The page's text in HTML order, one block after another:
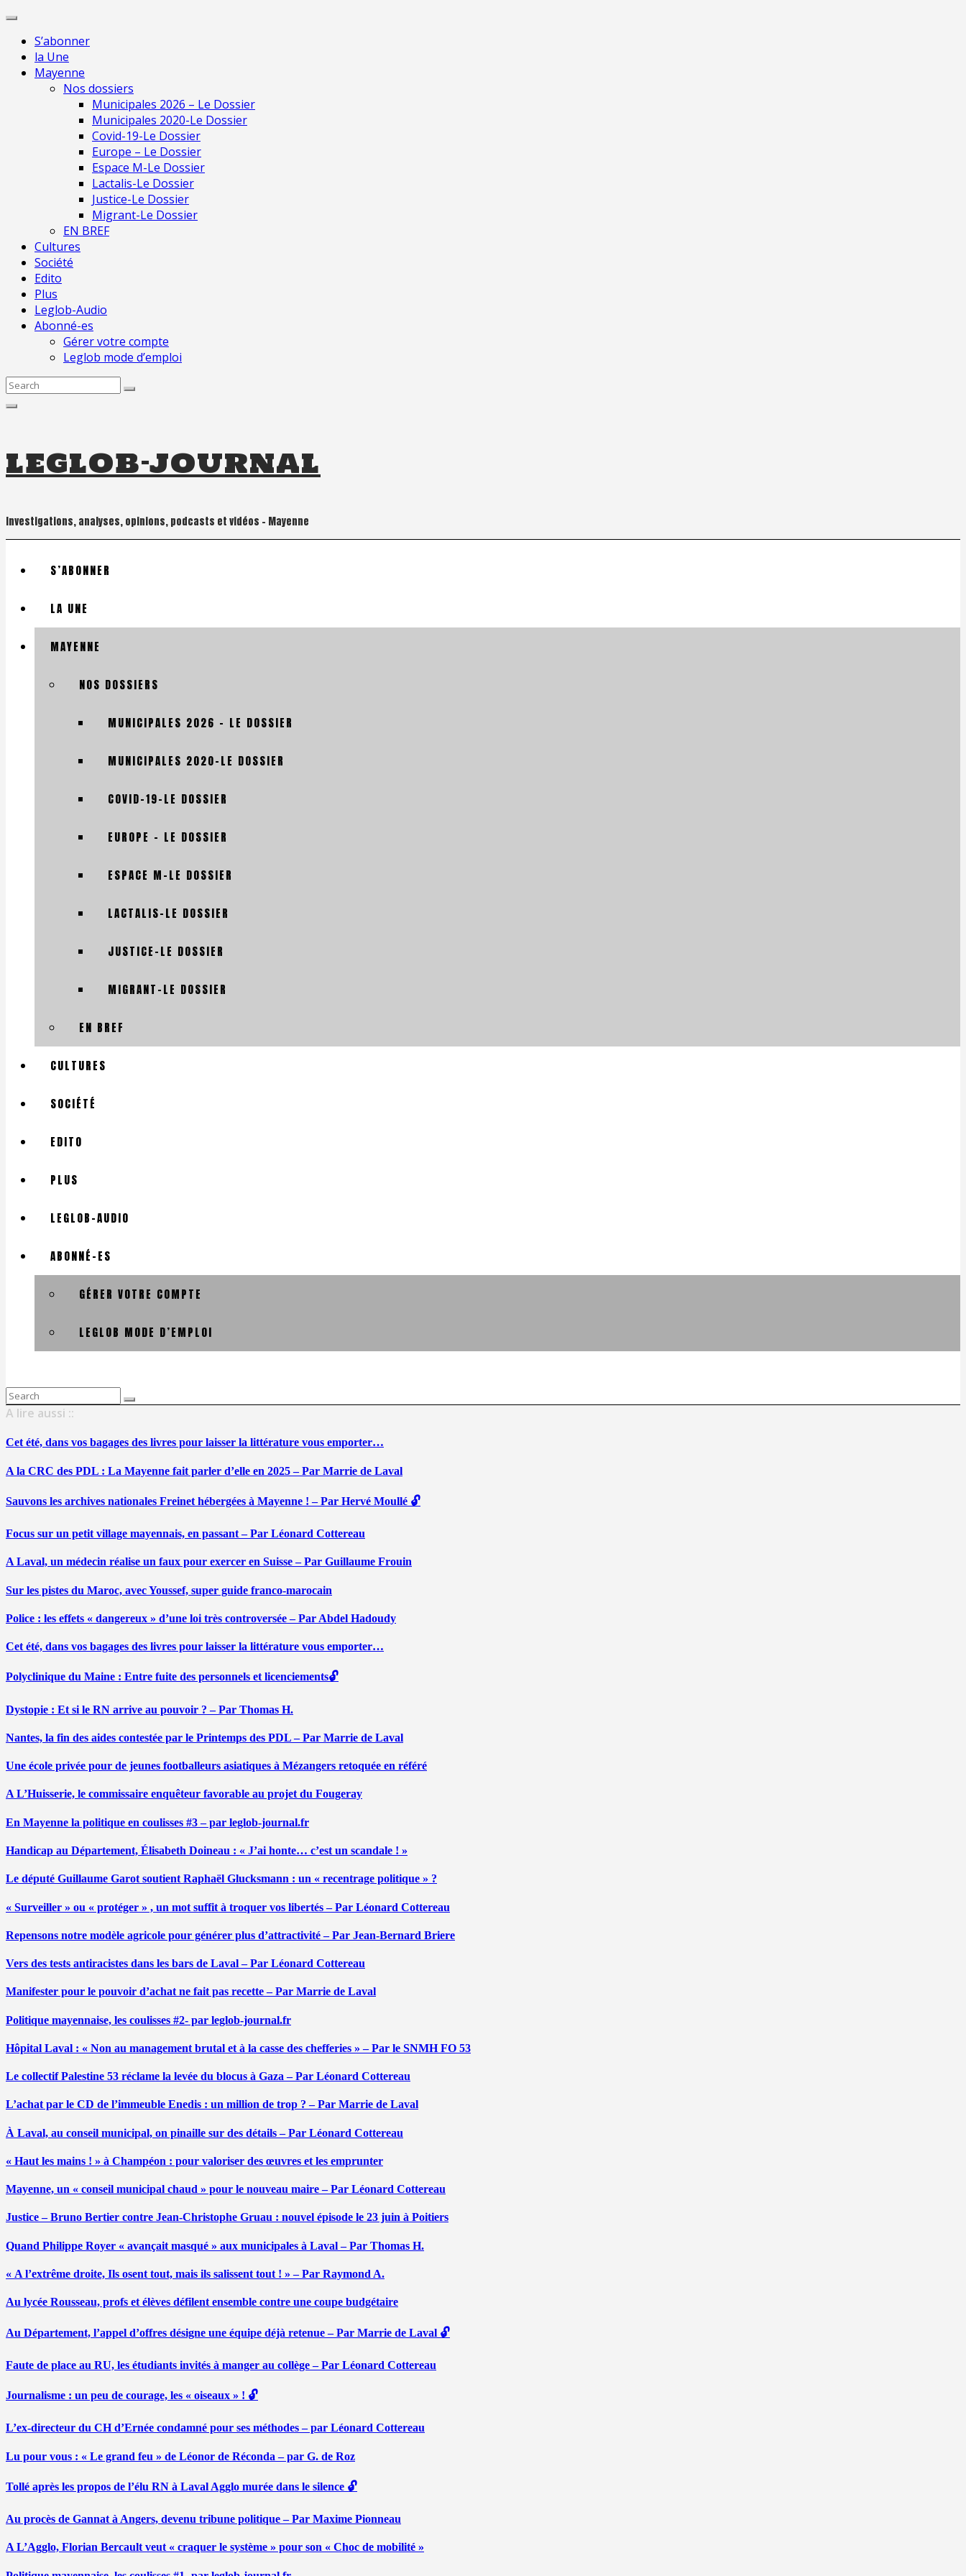
Skip
contentS’abonner
la Une
Mayenne
Nos dossiers
Municipales 2026 – Le Dossier
Municipales 2020-Le Dossier
Covid-19-Le Dossier
Europe – Le Dossier
Espace M-Le Dossier
Lactalis-Le Dossier
Justice-Le Dossier
Migrant-Le Dossier
EN BREF
Cultures
Société
Edito
Plus
Leglob-Audio
Abonné-es
Gérer votre compte
Leglob mode d’emploi
Search
leglob-journal
Investigations, analyses, opinions, podcasts et vidéos – Mayenne
S’ABONNER
LA UNE
MAYENNE
NOS DOSSIERS
MUNICIPALES 2026 – LE DOSSIER
MUNICIPALES 2020-LE DOSSIER
COVID-19-LE DOSSIER
EUROPE – LE DOSSIER
ESPACE M-LE DOSSIER
LACTALIS-LE DOSSIER
JUSTICE-LE DOSSIER
MIGRANT-LE DOSSIER
EN BREF
CULTURES
SOCIÉTÉ
EDITO
PLUS
LEGLOB-AUDIO
ABONNÉ-ES
GÉRER VOTRE COMPTE
LEGLOB MODE D’EMPLOI
Search
for:
A lire aussi ::
Cet été, dans vos bagages des livres pour laisser la littérature vous emporter…
A la CRC des PDL : La Mayenne fait parler d’elle en 2025 – Par Marrie de Laval
Sauvons les archives nationales Freinet hébergées à Mayenne ! – Par Hervé Moullé 🔓
Focus sur un petit village mayennais, en passant – Par Léonard Cottereau
A Laval, un médecin réalise un faux pour exercer en Suisse – Par Guillaume Frouin
Sur les pistes du Maroc, avec Youssef, super guide franco-marocain
Police : les effets « dangereux » d’une loi très controversée – Par Abdel Hadoudy
Cet été, dans vos bagages des livres pour laisser la littérature vous emporter…
Polyclinique du Maine : Entre fuite des personnels et licenciements🔓
Dystopie : Et si le RN arrive au pouvoir ? – Par Thomas H.
Nantes, la fin des aides contestée par le Printemps des PDL – Par Marrie de Laval
Une école privée pour de jeunes footballeurs asiatiques à Mézangers retoquée en référé
A L’Huisserie, le commissaire enquêteur favorable au projet du Fougeray
En Mayenne la politique en coulisses #3 – par leglob-journal.fr
Handicap au Département, Élisabeth Doineau : « J’ai honte… c’est un scandale ! »
Le député Guillaume Garot soutient Raphaël Glucksmann : un « recentrage politique » ?
« Surveiller » ou « protéger » , un mot suffit à troquer vos libertés – Par Léonard Cottereau
Repensons notre modèle agricole pour générer plus d’attractivité – Par Jean-Bernard Briere
Vers des tests antiracistes dans les bars de Laval – Par Léonard Cottereau
Manifester pour le pouvoir d’achat ne fait pas recette – Par Marrie de Laval
Politique mayennaise, les coulisses #2- par leglob-journal.fr
Hôpital Laval : « Non au management brutal et à la casse des chefferies » – Par le SNMH FO 53
Le collectif Palestine 53 réclame la levée du blocus à Gaza – Par Léonard Cottereau
L’achat par le CD de l’immeuble Enedis : un million de trop ? – Par Marrie de Laval
À Laval, au conseil municipal, on pinaille sur des détails – Par Léonard Cottereau
« Haut les mains ! » à Champéon : pour valoriser des œuvres et les emprunter
Mayenne, un « conseil municipal chaud » pour le nouveau maire – Par Léonard Cottereau
Justice – Bruno Bertier contre Jean-Christophe Gruau : nouvel épisode le 23 juin à Poitiers
Quand Philippe Royer « avançait masqué » aux municipales à Laval – Par Thomas H.
« A l’extrême droite, Ils osent tout, mais ils salissent tout ! » – Par Raymond A.
Au lycée Rousseau, profs et élèves défilent ensemble contre une coupe budgétaire
Au Département, l’appel d’offres désigne une équipe déjà retenue – Par Marrie de Laval 🔓
Faute de place au RU, les étudiants invités à manger au collège – Par Léonard Cottereau
Journalisme : un peu de courage, les « oiseaux » ! 🔓
L’ex-directeur du CH d’Ernée condamné pour ses méthodes – par Léonard Cottereau
Lu pour vous : « Le grand feu » de Léonor de Réconda – par G. de Roz
Tollé après les propos de l’élu RN à Laval Agglo murée dans le silence 🔓
Au procès de Gannat à Angers, devenu tribune politique – Par Maxime Pionneau
A L’Agglo, Florian Bercault veut « craquer le système » pour son « Choc de mobilité »